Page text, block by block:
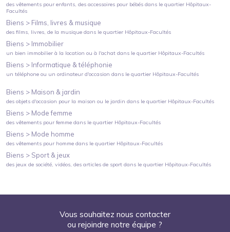
des vêtements pour enfants, des accessoires pour bébés dans le quartier Hôpitaux-
Facultés
Biens > Films, livres & musique
des films, livres, de la musique dans le quartier Hôpitaux-Facultés
Biens > Immobilier
un bien immobilier à la location ou à l'achat dans le quartier Hôpitaux-Facultés
Biens > Informatique & téléphonie
un téléphone ou un ordinateur d'occasion dans le quartier Hôpitaux-Facultés
Biens > Maison & jardin
des objets d'occasion pour la maison ou le jardin dans le quartier Hôpitaux-Facultés
Biens > Mode femme
des vêtements pour femme dans le quartier Hôpitaux-Facultés
Biens > Mode homme
des vêtements pour homme dans le quartier Hôpitaux-Facultés
Biens > Sport & jeux
des jeux de société, vidéos, des articles de sport dans le quartier Hôpitaux-Facultés
Vous souhaitez nous contacter
ou rejoindre notre équipe ?